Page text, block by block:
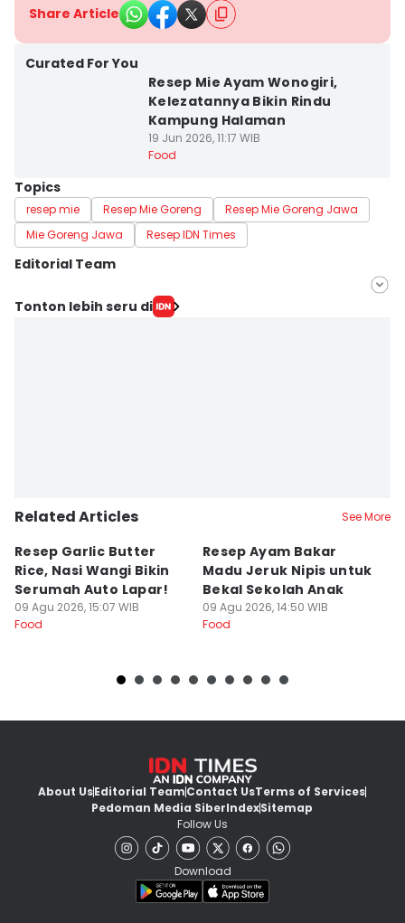
Share Article
Curated For You
Resep Mie Ayam Wonogiri,
Kelezatannya Bikin Rindu
Kampung Halaman
19 Jun 2026, 11:17 WIB
Food
Topics
resep mie Resep Mie Goreng
Resep Mie Goreng Jawa
Mie Goreng Jawa
Resep IDN Times
Editorial Team
Editor
Tonton lebih seru di
Related Articles See More
Resep Garlic Butter
Rice, Nasi Wangi Bikin
Serumah Auto Lapar!
09 Agu 2026, 15:07 WIB
Food
Resep Ayam Bakar
Madu Jeruk Nipis untuk
Bekal Sekolah Anak
09 Agu 2026, 14:50 WIB
Food
About UsEditorial TeamContact UsTerms of Services
Pedoman Media SiberIndexSitemap
Follow Us
Download